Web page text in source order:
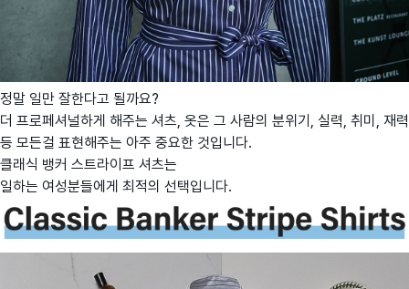
정말 일만 잘한다고 될까요?
더 프로페셔널하게 해주는 셔츠, 옷은 그 사람의 분위기, 실력, 취미, 재력
등 모든걸 표현해주는 아주 중요한 것입니다.
클래식 뱅커 스트라이프 셔츠는
일하는 여성분들에게 최적의 선택입니다.